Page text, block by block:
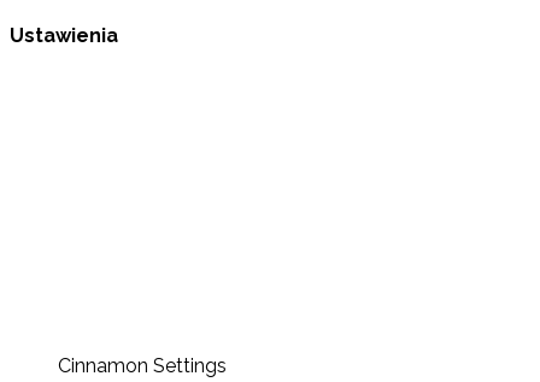
Ustawienia
Cinnamon Settings